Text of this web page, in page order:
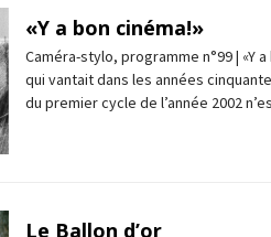
«Y a bon cinéma!»
Caméra-stylo, programme n°99 | «Y
qui vantait dans les années
du premier cycle de l’année 2002
Le Ballon d’or